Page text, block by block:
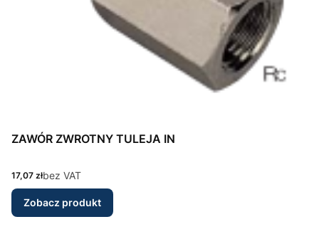
ZAWÓR ZWROTNY TULEJA IN
Cena
17,07 złbez VAT
Zobacz produkt